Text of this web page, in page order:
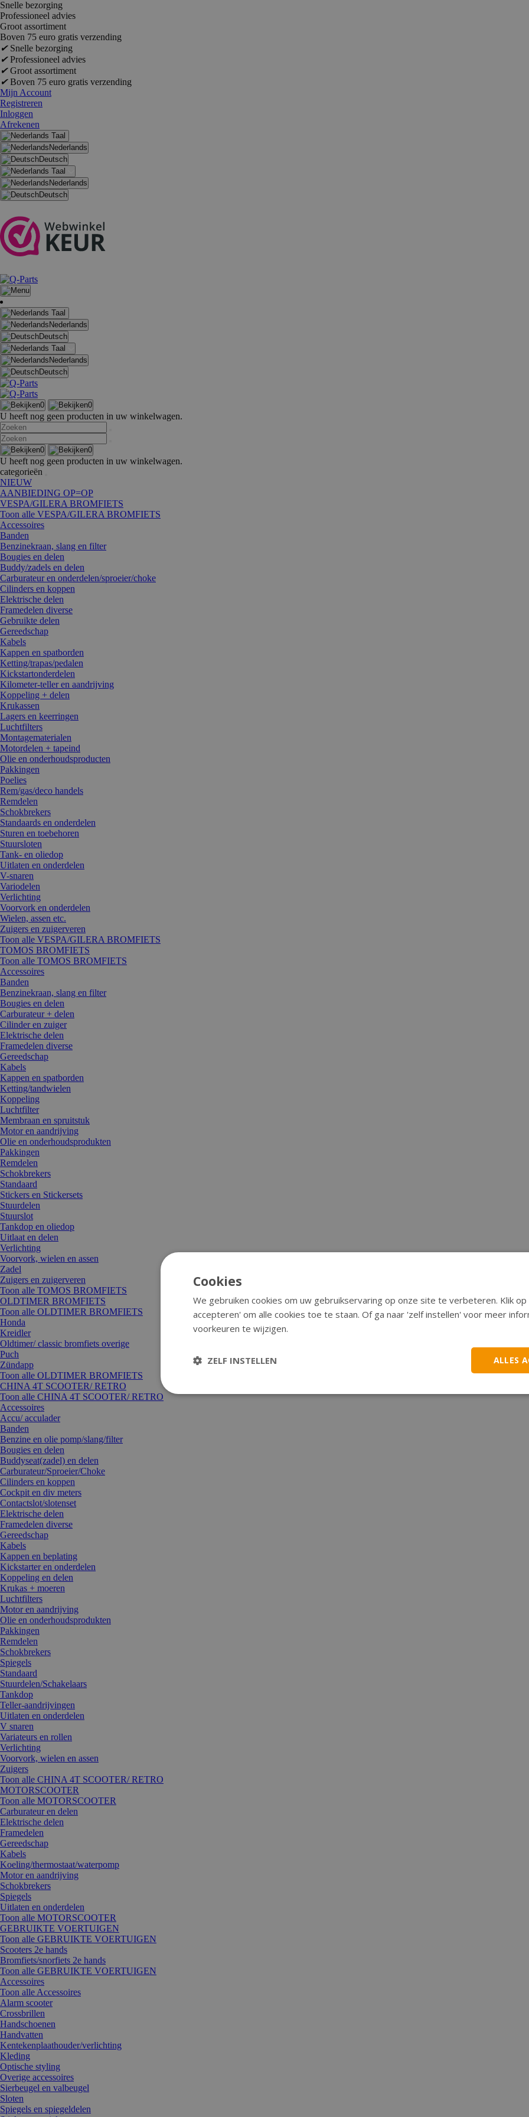
Snelle bezorging
Professioneel advies
Groot assortiment
Boven 75 euro gratis verzending
✔Snelle bezorging
✔Professioneel advies
✔Groot assortiment
✔Boven 75 euro gratis verzending
Mijn Account
Registreren
Inloggen
Afrekenen
Taal
Nederlands
Deutsch
Taal
Nederlands
Deutsch
Taal
Nederlands
Deutsch
Taal
Nederlands
Deutsch
0 0
U heeft nog geen producten in uw winkelwagen.
0 0
U heeft nog geen producten in uw winkelwagen.
categorieën
NIEUW
AANBIEDING OP=OP
VESPA/GILERA BROMFIETS
Toon alle VESPA/GILERA BROMFIETS
Accessoires
Banden
Benzinekraan, slang en filter
Bougies en delen
Buddy/zadels en delen
Carburateur en onderdelen/sproeier/choke
Cilinders en koppen
Elektrische delen
Framedelen diverse
Gebruikte delen
Gereedschap
Kabels
Kappen en spatborden
Ketting/trapas/pedalen
Kickstartonderdelen
Kilometer-teller en aandrijving
Koppeling + delen
Krukassen
Lagers en keerringen
Luchtfilters
Montagematerialen
Motordelen + tapeind
Olie en onderhoudsproducten
Pakkingen
Poelies
Rem/gas/deco handels
Remdelen
Schokbrekers
Standaards en onderdelen
Sturen en toebehoren
Stuursloten
Tank- en oliedop
Uitlaten en onderdelen
V-snaren
Variodelen
Verlichting
Voorvork en onderdelen
Wielen, assen etc.
Zuigers en zuigerveren
Toon alle VESPA/GILERA BROMFIETS
TOMOS BROMFIETS
Toon alle TOMOS BROMFIETS
Accessoires
Banden
Benzinekraan, slang en filter
Bougies en delen
Carburateur + delen
Cilinder en zuiger
Elektrische delen
Framedelen diverse
Gereedschap
Kabels
Kappen en spatborden
Ketting/tandwielen
Koppeling
Luchtfilter
Membraan en spruitstuk
Motor en aandrijving
Olie en onderhoudsprodukten
Pakkingen
Remdelen
Schokbrekers
Standaard
Stickers en Stickersets
Stuurdelen
Stuurslot
Tankdop en oliedop
Uitlaat en delen
Verlichting
Voorvork, wielen en assen
Zadel
Zuigers en zuigerveren
Toon alle TOMOS BROMFIETS
OLDTIMER BROMFIETS
Toon alle OLDTIMER BROMFIETS
Honda
Kreidler
Oldtimer/ classic bromfiets overige
Puch
Zündapp
Toon alle OLDTIMER BROMFIETS
CHINA 4T SCOOTER/ RETRO
Toon alle CHINA 4T SCOOTER/ RETRO
Accessoires
Accu/ acculader
Banden
Benzine en olie pomp/slang/filter
Bougies en delen
Buddyseat(zadel) en delen
Carburateur/Sproeier/Choke
Cilinders en koppen
Cockpit en div meters
Contactslot/slotenset
Elektrische delen
Framedelen diverse
Gereedschap
Kabels
Kappen en beplating
Kickstarter en onderdelen
Koppeling en delen
Krukas + moeren
Luchtfilters
Motor en aandrijving
Olie en onderhoudsprodukten
Pakkingen
Remdelen
Schokbrekers
Spiegels
Standaard
Stuurdelen/Schakelaars
Tankdop
Teller-aandrijvingen
Uitlaten en onderdelen
V snaren
Variateurs en rollen
Verlichting
Voorvork, wielen en assen
Zuigers
Toon alle CHINA 4T SCOOTER/ RETRO
MOTORSCOOTER
Toon alle MOTORSCOOTER
Carburateur en delen
Elektrische delen
Framedelen
Gereedschap
Kabels
Koeling/thermostaat/waterpomp
Motor en aandrijving
Schokbrekers
Spiegels
Uitlaten en onderdelen
Toon alle MOTORSCOOTER
GEBRUIKTE VOERTUIGEN
Toon alle GEBRUIKTE VOERTUIGEN
Scooters 2e hands
Bromfiets/snorfiets 2e hands
Toon alle GEBRUIKTE VOERTUIGEN
Accessoires
Toon alle Accessoires
Alarm scooter
Crossbrillen
Handschoenen
Handvatten
Kentekenplaathouder/verlichting
Kleding
Optische styling
Overige accessoires
Sierbeugel en valbeugel
Sloten
Spiegels en spiegeldelen
Cookies
We gebruiken cookies om uw gebruikservaring op onze site te verbeteren. Klik op
accepteren' om alle cookies toe te staan. Of ga naar 'zelf instellen' voor meer
voorkeuren te wijzigen.
ALLES
ZELF INSTELLEN